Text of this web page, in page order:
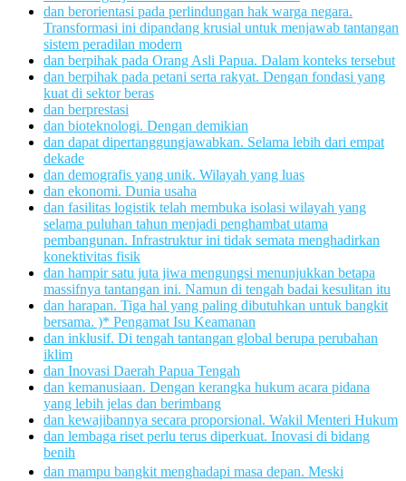
dan berorientasi pada perlindungan hak warga negara.
Transformasi ini dipandang krusial untuk menjawab tantangan
sistem peradilan modern
dan berpihak pada Orang Asli Papua. Dalam konteks tersebut
dan berpihak pada petani serta rakyat. Dengan fondasi yang
kuat di sektor beras
dan berprestasi
dan bioteknologi. Dengan demikian
dan dapat dipertanggungjawabkan. Selama lebih dari empat
dekade
dan demografis yang unik. Wilayah yang luas
dan ekonomi. Dunia usaha
dan fasilitas logistik telah membuka isolasi wilayah yang
selama puluhan tahun menjadi penghambat utama
pembangunan. Infrastruktur ini tidak semata menghadirkan
konektivitas fisik
dan hampir satu juta jiwa mengungsi menunjukkan betapa
massifnya tantangan ini. Namun di tengah badai kesulitan itu
dan harapan. Tiga hal yang paling dibutuhkan untuk bangkit
bersama. )* Pengamat Isu Keamanan
dan inklusif. Di tengah tantangan global berupa perubahan
iklim
dan Inovasi Daerah Papua Tengah
dan kemanusiaan. Dengan kerangka hukum acara pidana
yang lebih jelas dan berimbang
dan kewajibannya secara proporsional. Wakil Menteri Hukum
dan lembaga riset perlu terus diperkuat. Inovasi di bidang
benih
dan mampu bangkit menghadapi masa depan. Meski